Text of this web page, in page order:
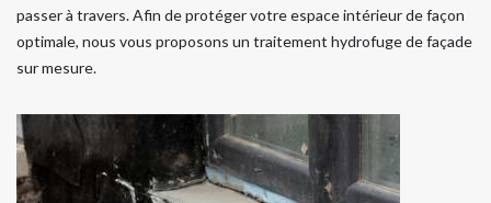
passer à travers. Afin de protéger votre espace intérieur de façon
optimale, nous vous proposons un traitement hydrofuge de façade
sur mesure.